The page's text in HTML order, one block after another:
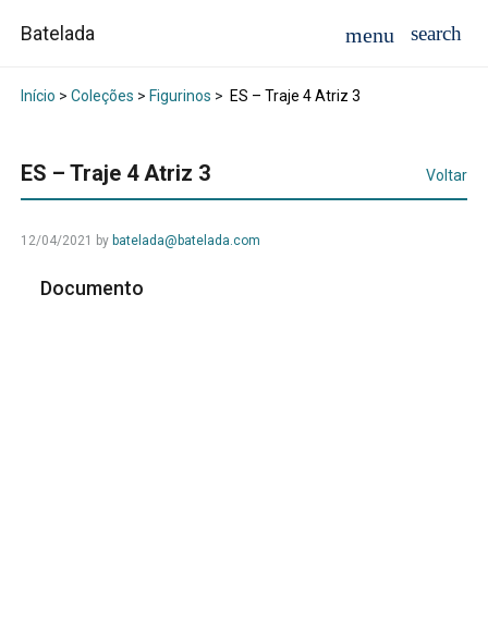
Batelada
Início > Coleções > Figurinos > ES – Traje 4 Atriz 3
ES – Traje 4 Atriz 3 Voltar
12/04/2021 by batelada@batelada.com
Documento